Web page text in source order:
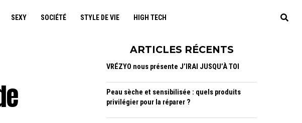
SEXY SOCIÉTÉ STYLE DE VIE HIGH TECH
ARTICLES RÉCENTS
VRÉZYO nous présente J’IRAI JUSQU’À TOI
Peau sèche et sensibilisée : quels produits
privilégier pour la réparer ?